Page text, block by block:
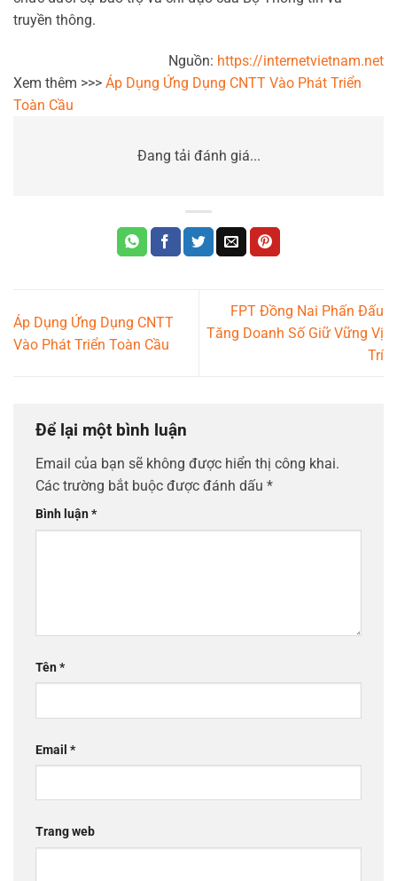
truyền thông.
Nguồn: https://internetvietnam.net
Xem thêm >>> Áp Dụng Ứng Dụng CNTT Vào Phát Triển
Toàn Cầu
Đang tải đánh giá...
Áp Dụng Ứng Dụng CNTT
Vào Phát Triển Toàn Cầu
FPT Đồng Nai Phấn Đấu
Tăng Doanh Số Giữ Vững Vị
Trí
Để lại một bình luận
Email của bạn sẽ không được hiển thị công khai.
Các trường bắt buộc được đánh dấu *
Bình luận*
Tên*
Email *
Trang web